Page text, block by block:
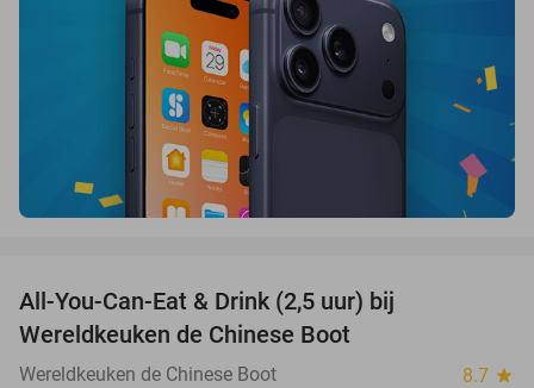
All-You-Can-Eat & Drink (2,5 uur) bij
Wereldkeuken de Chinese Boot
Wereldkeuken de Chinese Boot 8.7 star